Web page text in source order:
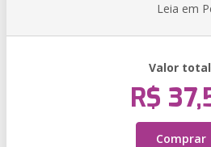
Leia em
Valor
R$
Comprar